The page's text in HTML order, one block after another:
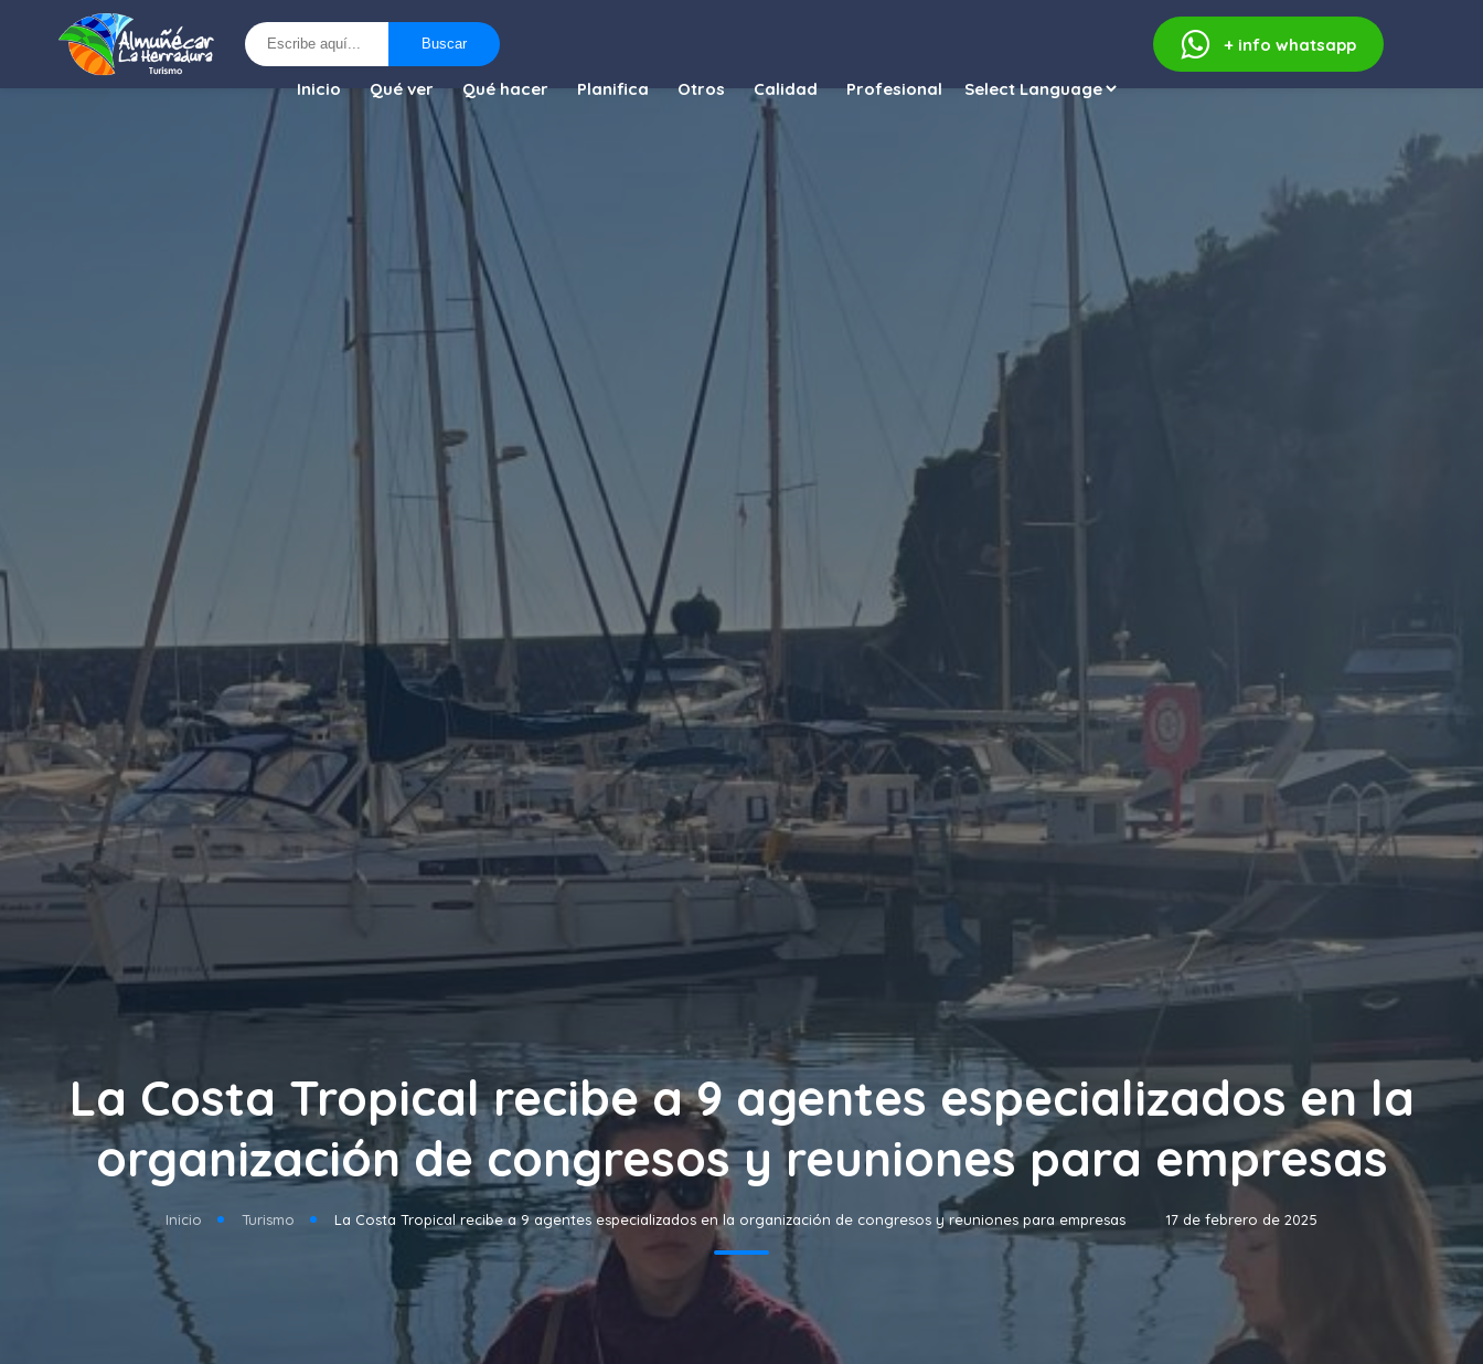
Buscar + info whatsapp
Inicio Qué ver Qué hacer Planifica Otros Calidad Profesional
La Costa Tropical recibe a 9 agentes especializados en la
organización de congresos y reuniones para empresas
Inicio Turismo La Costa Tropical recibe a 9 agentes especializados en la organización de congresos y reuniones para empresas 17 de febrero de 2025